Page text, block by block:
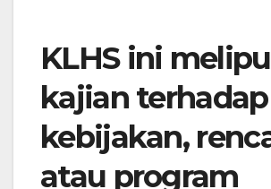
KLHS ini
kajian terhadap
kebijakan,
atau program